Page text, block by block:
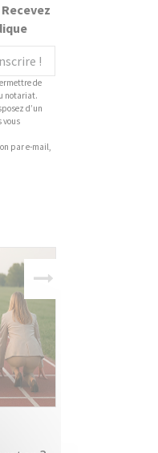
!
de
notariat.
d’un
vous
par e-mail,